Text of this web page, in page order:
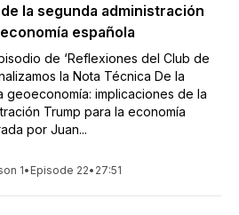
la segunda administración
española
de ‘Reflexiones del Club de
la Nota Técnica De la
geoeconomía: implicaciones de la
Trump para la economía
por Juan...
1• Episode 22• 27:51